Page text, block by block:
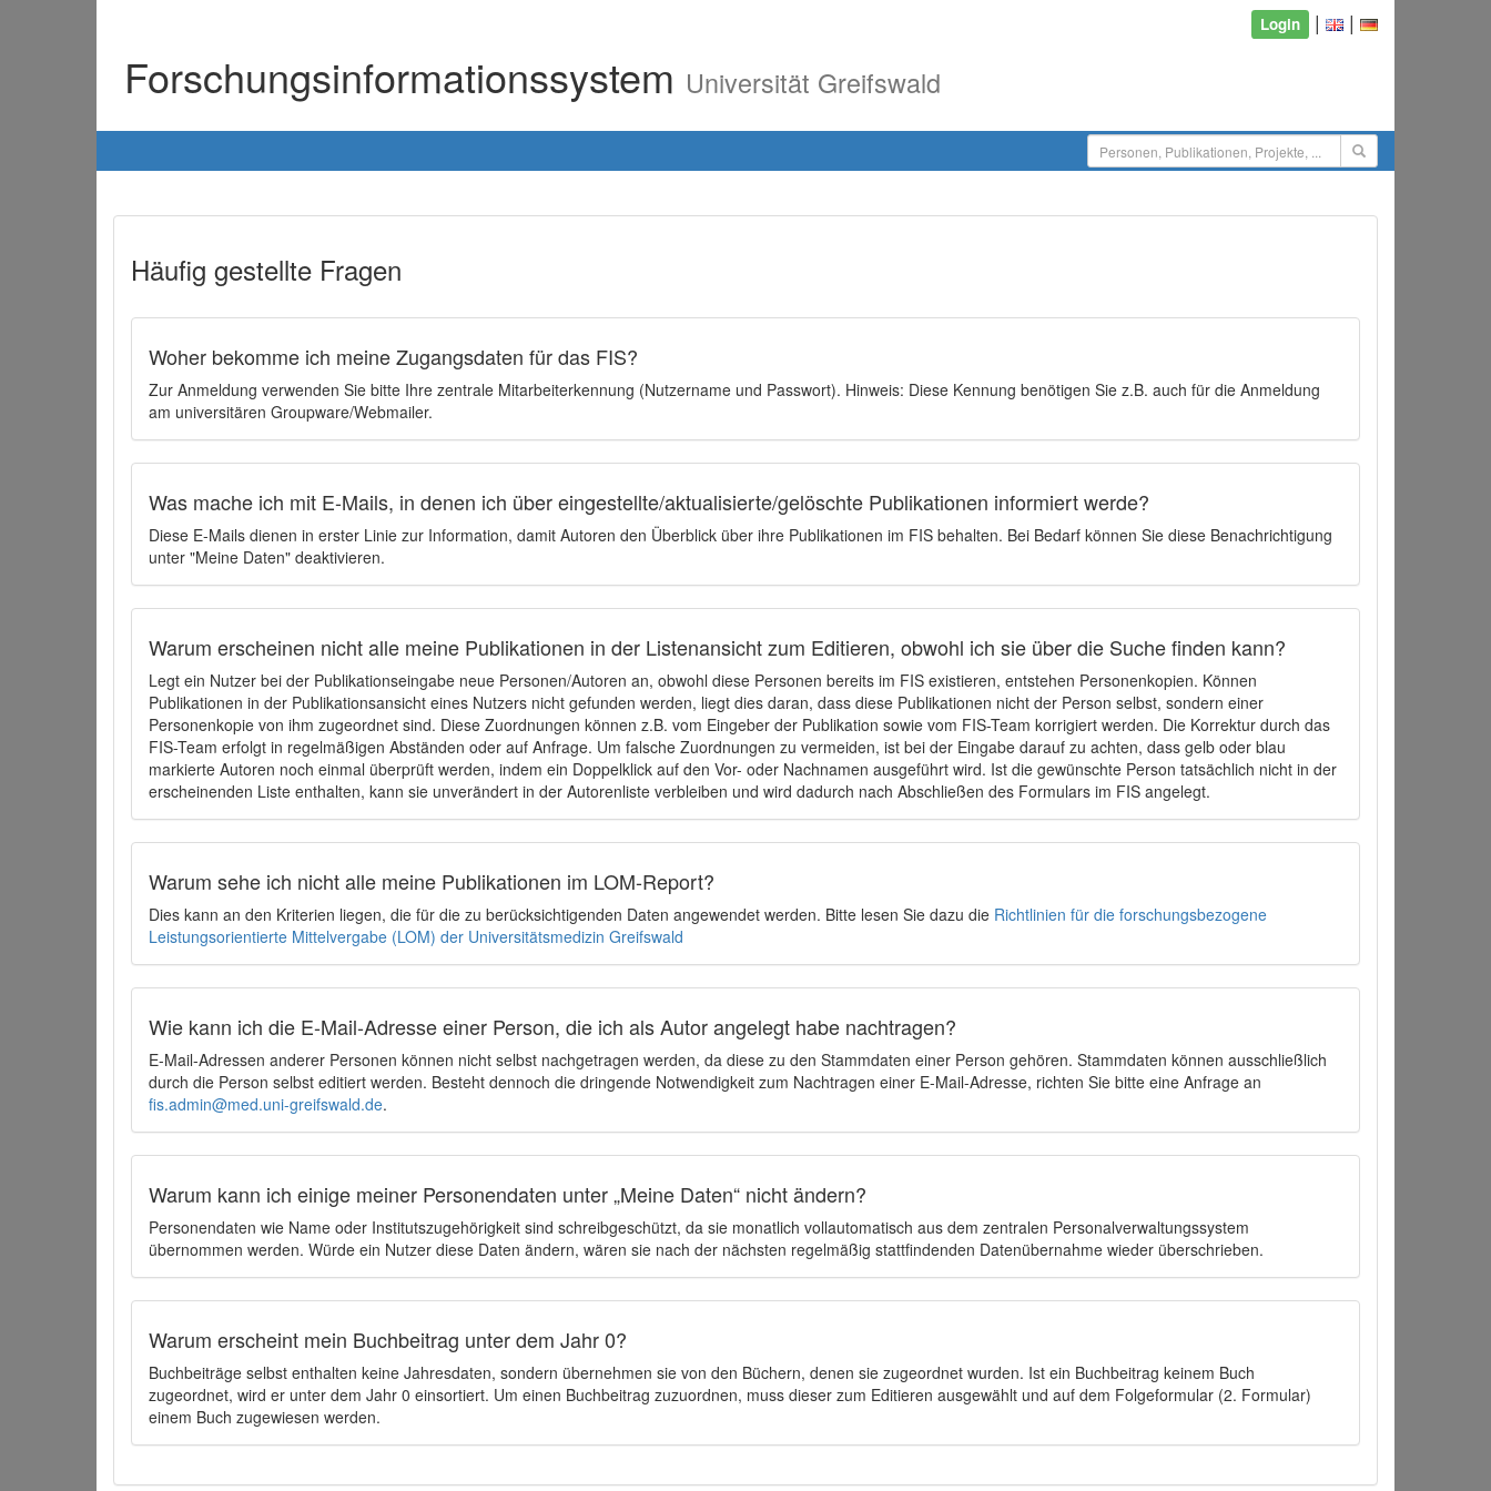
Login | |
Forschungsinformationssystem Universität Greifswald
Häufig gestellte Fragen
Woher bekomme ich meine Zugangsdaten für das FIS?
Zur Anmeldung verwenden Sie bitte Ihre zentrale Mitarbeiterkennung (Nutzername und Passwort). Hinweis: Diese Kennung benötigen Sie z.B. auch für die Anmeldung
am universitären Groupware/Webmailer.
Was mache ich mit E-Mails, in denen ich über eingestellte/aktualisierte/gelöschte Publikationen informiert werde?
Diese E-Mails dienen in erster Linie zur Information, damit Autoren den Überblick über ihre Publikationen im FIS behalten. Bei Bedarf können Sie diese Benachrichtigung
unter "Meine Daten" deaktivieren.
Warum erscheinen nicht alle meine Publikationen in der Listenansicht zum Editieren, obwohl ich sie über die Suche finden kann?
Legt ein Nutzer bei der Publikationseingabe neue Personen/Autoren an, obwohl diese Personen bereits im FIS existieren, entstehen Personenkopien. Können
Publikationen in der Publikationsansicht eines Nutzers nicht gefunden werden, liegt dies daran, dass diese Publikationen nicht der Person selbst, sondern einer
Personenkopie von ihm zugeordnet sind. Diese Zuordnungen können z.B. vom Eingeber der Publikation sowie vom FIS-Team korrigiert werden. Die Korrektur durch das
FIS-Team erfolgt in regelmäßigen Abständen oder auf Anfrage. Um falsche Zuordnungen zu vermeiden, ist bei der Eingabe darauf zu achten, dass gelb oder blau
markierte Autoren noch einmal überprüft werden, indem ein Doppelklick auf den Vor- oder Nachnamen ausgeführt wird. Ist die gewünschte Person tatsächlich nicht in der
erscheinenden Liste enthalten, kann sie unverändert in der Autorenliste verbleiben und wird dadurch nach Abschließen des Formulars im FIS angelegt.
Warum sehe ich nicht alle meine Publikationen im LOM-Report?
Dies kann an den Kriterien liegen, die für die zu berücksichtigenden Daten angewendet werden. Bitte lesen Sie dazu die Richtlinien für die forschungsbezogene
Leistungsorientierte Mittelvergabe (LOM) der Universitätsmedizin Greifswald
Wie kann ich die E-Mail-Adresse einer Person, die ich als Autor angelegt habe nachtragen?
E-Mail-Adressen anderer Personen können nicht selbst nachgetragen werden, da diese zu den Stammdaten einer Person gehören. Stammdaten können ausschließlich
durch die Person selbst editiert werden. Besteht dennoch die dringende Notwendigkeit zum Nachtragen einer E-Mail-Adresse, richten Sie bitte eine Anfrage an
fis.admin@med.uni-greifswald.de.
Warum kann ich einige meiner Personendaten unter „Meine Daten“ nicht ändern?
Personendaten wie Name oder Institutszugehörigkeit sind schreibgeschützt, da sie monatlich vollautomatisch aus dem zentralen Personalverwaltungssystem
übernommen werden. Würde ein Nutzer diese Daten ändern, wären sie nach der nächsten regelmäßig stattfindenden Datenübernahme wieder überschrieben.
Warum erscheint mein Buchbeitrag unter dem Jahr 0?
Buchbeiträge selbst enthalten keine Jahresdaten, sondern übernehmen sie von den Büchern, denen sie zugeordnet wurden. Ist ein Buchbeitrag keinem Buch
zugeordnet, wird er unter dem Jahr 0 einsortiert. Um einen Buchbeitrag zuzuordnen, muss dieser zum Editieren ausgewählt und auf dem Folgeformular (2. Formular)
einem Buch zugewiesen werden.